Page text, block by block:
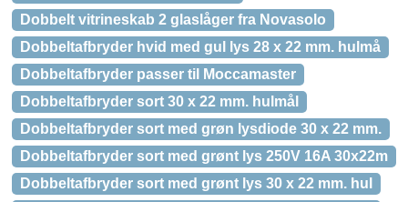
Dobbelt vitrineskab 2 glaslåger fra Novasolo
Dobbeltafbryder hvid med gul lys 28 x 22 mm. hulmå
Dobbeltafbryder passer til Moccamaster
Dobbeltafbryder sort 30 x 22 mm. hulmål
Dobbeltafbryder sort med grøn lysdiode 30 x 22 mm.
Dobbeltafbryder sort med grønt lys 250V 16A 30x22m
Dobbeltafbryder sort med grønt lys 30 x 22 mm. hul